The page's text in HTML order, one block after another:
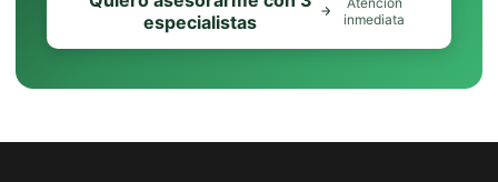
especialistas
inmediata